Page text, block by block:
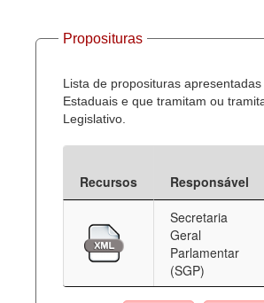
Proposituras
Lista de proposituras
Estaduais e que tramitam ou
Legislativo.
Recursos Responsável
Secretaria
Geral
Parlamentar
(SGP)